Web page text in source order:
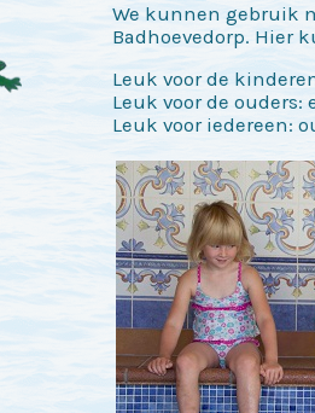
We kunnen gebruik
Badhoevedorp. Hier
Leuk voor de
Leuk voor de ouders:
Leuk voor iedereen: